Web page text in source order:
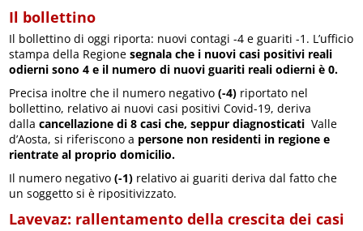
Il bollettino
Il bollettino di oggi riporta: nuovi contagi -4 e guariti -1. L’ufficio
stampa della Regionesegnala che i nuovi casi positivi reali
odierni sono 4 e il numero di nuovi guariti reali odierni è 0.
Precisa inoltre che il numero negativo (-4) riportato nel
bollettino, relativo ai nuovi casi positivi Covid-19, deriva
dalla cancellazione di 8 casi che, seppur diagnosticati Valle
d’Aosta, si riferiscono a persone non residenti in regione e
rientrate al proprio domicilio.
Il numero negativo(-1) relativo ai guariti deriva dal fatto che
un soggetto si è ripositivizzato.
Lavevaz: rallentamento della crescita dei casi